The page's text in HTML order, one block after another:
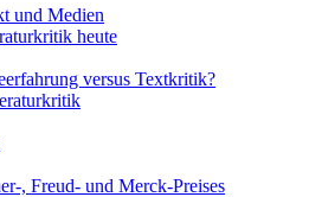
und Medien
heute
versus Textkritik?
, Freud- und Merck-Preises